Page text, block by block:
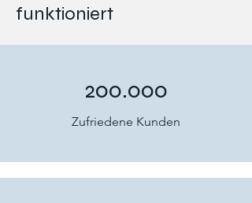
funktioniert
200.000
Zufriedene Kunden